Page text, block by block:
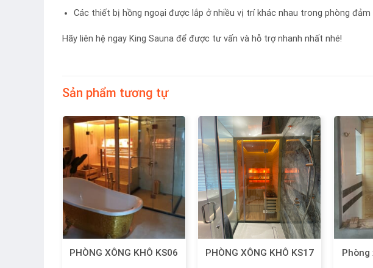
Các thiết bị hồng ngoại được lắp ở nhiều vị trí khác nhau trong phòng
Hãy liên hệ ngay King Sauna để được tư vấn và hỗ trợ nhanh nhất nhé!
Sản phẩm tương tự
wishlist
PHÒNG XÔNG KHÔ KS06
Add
to
wishlist
PHÒNG XÔNG KHÔ KS17
Phòng